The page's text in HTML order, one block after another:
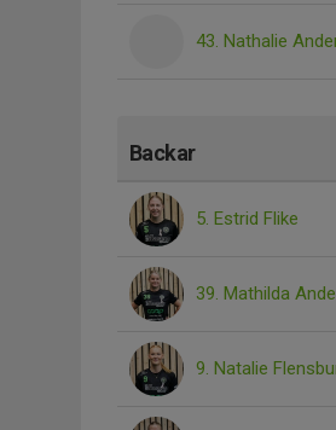
43. Nathalie
Backar
5. Estrid Flike
39. Mathilda
9. Natalie